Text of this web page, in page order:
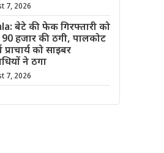
7, 2026
बेटे की फेक गिरफ्तारी को
हजार की ठगी, पालकोट
प्राचार्य को साइबर
ने ठगा
7, 2026